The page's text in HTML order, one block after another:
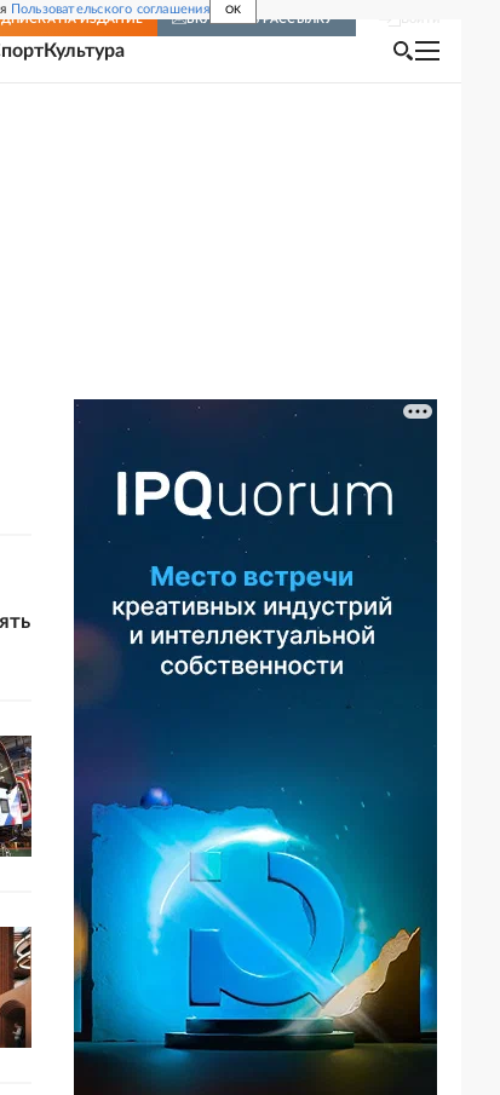
Пользовательского соглашения OK
НА ИЗДАНИЕ ВКЛЮЧИТЬ РАССЫЛКУ
Культура